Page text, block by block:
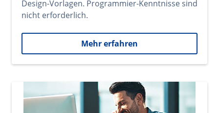
Design-Vorlagen. Programmier-Kenntnisse sind
nicht erforderlich.
Mehr erfahren